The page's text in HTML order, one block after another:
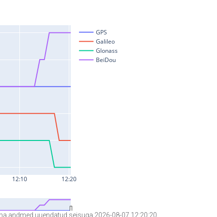
andmed uuendatud seisuga 2026-08-07 12:20:20